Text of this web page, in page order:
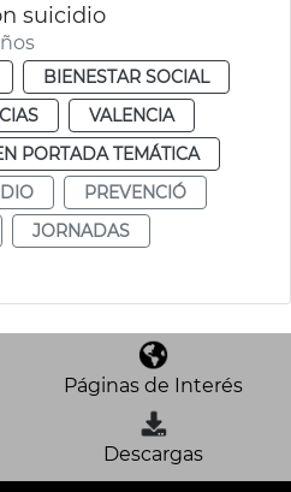
suicidio
BIENESTAR SOCIAL
VALENCIA
PORTADA TEMÁTICA
PREVENCIÓ
JORNADAS
Páginas de Interés
Descargas